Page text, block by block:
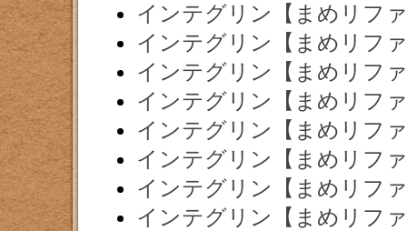
インテグリン【まめリフ
インテグリン【まめリフ
インテグリン【まめリフ
インテグリン【まめリフ
インテグリン【まめリフ
インテグリン【まめリフ
インテグリン【まめリフ
インテグリン【まめリフ